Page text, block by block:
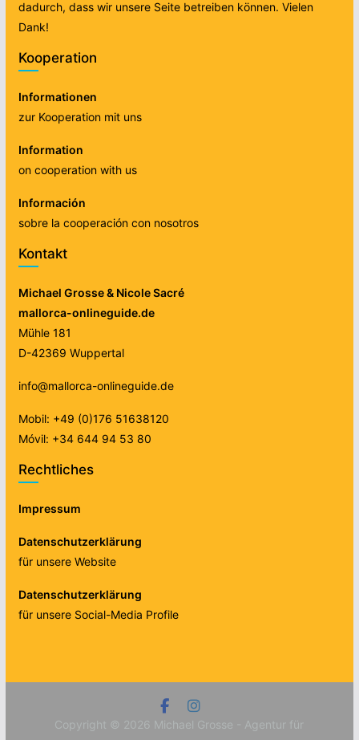
dadurch, dass wir unsere Seite betreiben können. Vielen
Dank!
Kooperation
Informationen
zur Kooperation mit uns
Information
on cooperation with us
Información
sobre la cooperación con nosotros
Kontakt
Michael Grosse & Nicole Sacré
mallorca-onlineguide.de
Mühle 181
D-42369 Wuppertal
info@mallorca-onlineguide.de
Mobil: +49 (0)176 51638120
Móvil: +34 644 94 53 80
Rechtliches
Impressum
Datenschutzerklärung
für unsere Website
Datenschutzerklärung
für unsere Social-Media Profile
Copyright © 2026 Michael Grosse - Agentur für